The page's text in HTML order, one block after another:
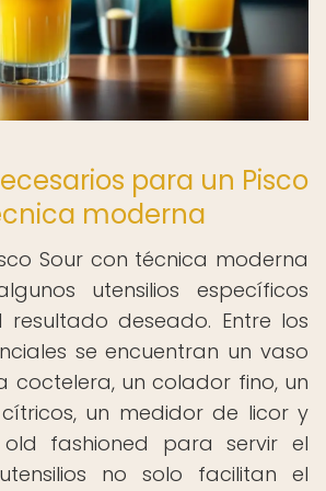
para un Pisco
moderna
Sour con técnica moderna
utensilios específicos
deseado. Entre los
se encuentran un vaso
coctelera, un colador fino, un
un medidor de licor y
fashioned para servir el
no solo facilitan el